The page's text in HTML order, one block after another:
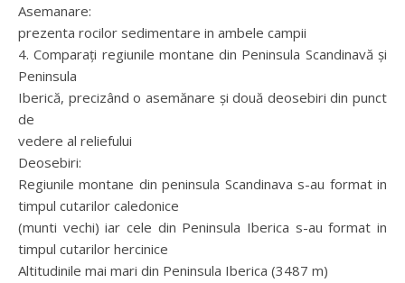
Asemanare:
prezenta rocilor sedimentare in ambele campii
4. Comparaţi regiunile montane din Peninsula Scandinavă şi
Peninsula
Iberică, precizând o asemănare şi două deosebiri din punct
de
vedere al reliefului
Deosebiri:
Regiunile montane din peninsula Scandinava s-au format in
timpul cutarilor caledonice
(munti vechi) iar cele din Peninsula Iberica s-au format in
timpul cutarilor hercinice
Altitudinile mai mari din Peninsula Iberica (3487 m)